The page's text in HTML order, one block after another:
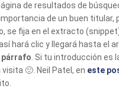
de resultados de
de un buen
se fija en el extracto
hará clic y llegará hasta el
párrafo . Si tu introducción es
🙁. Neil Patel, en este